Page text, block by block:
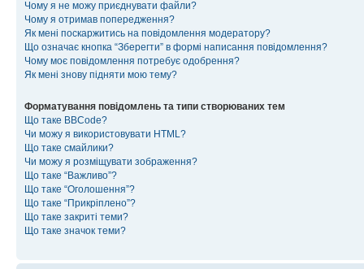
Чому я не можу приєднувати файли?
Чому я отримав попередження?
Як мені поскаржитись на повідомлення модератору?
Що означає кнопка “Зберегти” в формі написання повідомлення?
Чому моє повідомлення потребує одобрення?
Як мені знову підняти мою тему?
Форматування повідомлень та типи створюваних тем
Що таке BBCode?
Чи можу я використовувати HTML?
Що таке смайлики?
Чи можу я розміщувати зображення?
Що таке “Важливо”?
Що таке “Оголошення”?
Що таке “Прикріплено”?
Що таке закриті теми?
Що таке значок теми?